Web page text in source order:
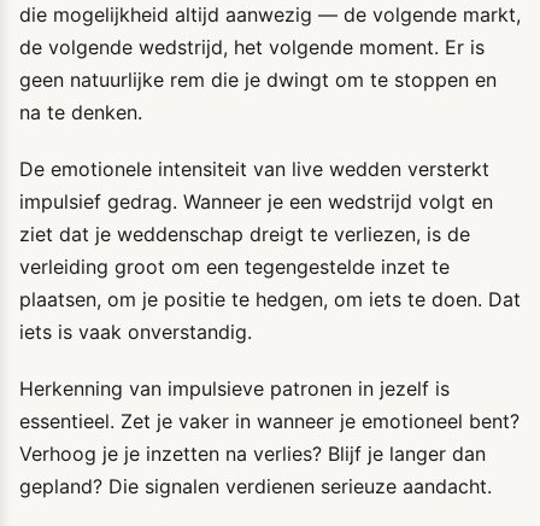
die mogelijkheid altijd aanwezig — de volgende markt,
de volgende wedstrijd, het volgende moment. Er is
geen natuurlijke rem die je dwingt om te stoppen en
na te denken.
De emotionele intensiteit van live wedden versterkt
impulsief gedrag. Wanneer je een wedstrijd volgt en
ziet dat je weddenschap dreigt te verliezen, is de
verleiding groot om een tegengestelde inzet te
plaatsen, om je positie te hedgen, om iets te doen. Dat
iets is vaak onverstandig.
Herkenning van impulsieve patronen in jezelf is
essentieel. Zet je vaker in wanneer je emotioneel bent?
Verhoog je je inzetten na verlies? Blijf je langer dan
gepland? Die signalen verdienen serieuze aandacht.